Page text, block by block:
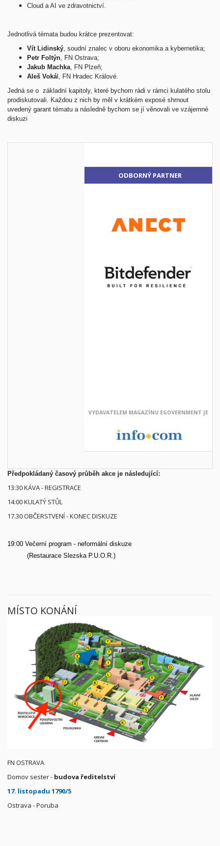
Cloud a AI ve zdravotnictví.
Jednotlivá témata budou krátce prezentovat:
Vít Lidinský , soudní znalec v oboru ekonomika a kybernetika;
Petr Foltýn , FN Ostrava;
Jakub Machka , FN Plzeň;
Aleš Vokál, FN Hradec Králové.
Jedná se o základní kapitoly, které bychom rádi v rámci kulatého stolu
prodiskutovali. Každou z nich by měl v krátkém exposé shrnout
uvedený garant tématu a následně bychom se jí věnovali ve vzájemné
diskuzi
ODBORNÝ PARTNER
VYDAVATELEM MAGAZÍNU EGOVERNMENT JE
Předpokládaný časový průběh akce je následující:
13:30 KÁVA - REGISTRACE
14:00 KULATÝ STŮL
17.30 OBČERSTVENÍ - KONEC DISKUZE
19:00 Večerní program - neformální diskuze
(Restaurace Slezska P.U.O.R.)
MÍSTO KONÁNÍ
FN OSTRAVA
Domov sester - budova ředitelství
17. listopadu 1790/5
Ostrava - Poruba